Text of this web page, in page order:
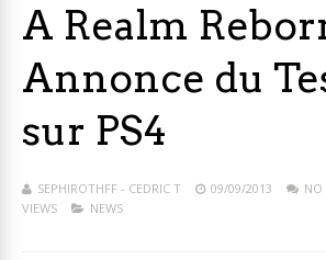
A Realm
Annonce du
sur PS4
SEPHIROTHFF - CEDRIC T 09/09/2013 NO
VIEWS
NEWS